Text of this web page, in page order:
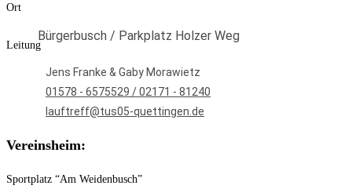
Ort
Bürgerbusch / Parkplatz Holzer Weg
Leitung
Jens Franke & Gaby Morawietz
01578 - 6575529 / 02171 - 81240
lauftreff@tus05-quettingen.de
Vereinsheim:
Sportplatz “Am Weidenbusch”